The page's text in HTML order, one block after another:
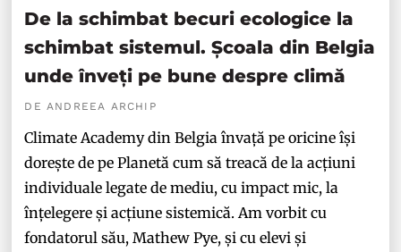
De la schimbat becuri ecologice la
schimbat sistemul. Școala din Belgia
unde înveți pe bune despre climă
DE ANDREEA ARCHIP
Climate Academy din Belgia învață pe oricine își
dorește de pe Planetă cum să treacă de la acțiuni
individuale legate de mediu, cu impact mic, la
înțelegere și acțiune sistemică. Am vorbit cu
fondatorul său, Mathew Pye, și cu elevi și